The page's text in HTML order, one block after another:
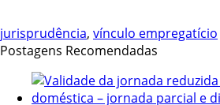
jurisprudência, vínculo empregatício
Postagens Recomendadas